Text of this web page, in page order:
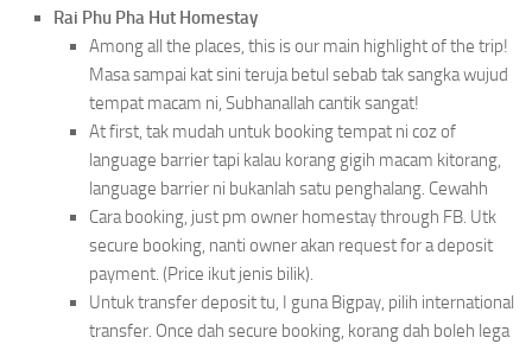
Rai Phu Pha Hut Homestay
Among all the places, this is our main highlight of the trip!
Masa sampai kat sini teruja betul sebab tak sangka wujud
tempat macam ni, Subhanallah cantik sangat!
At first, tak mudah untuk booking tempat ni coz of
language barrier tapi kalau korang gigih macam kitorang,
language barrier ni bukanlah satu penghalang. Cewahh
Cara booking, just pm owner homestay through FB. Utk
secure booking, nanti owner akan request for a deposit
payment. (Price ikut jenis bilik).
Untuk transfer deposit tu, I guna Bigpay, pilih international
transfer. Once dah secure booking, korang dah boleh lega